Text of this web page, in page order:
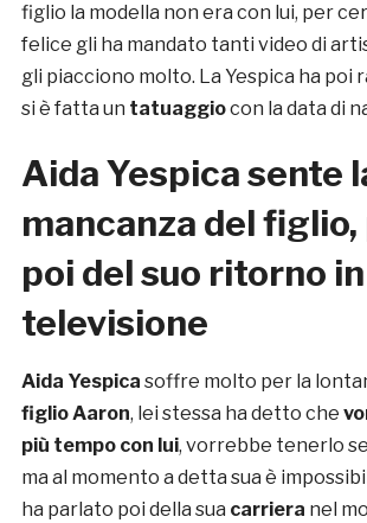
figlio la modella non era con lui, per
felice gli ha mandato tanti video di
gli piacciono molto. La Yespica ha poi
si è fatta un tatuaggiocon la data di
Aida Yespica sente
mancanza del figlio,
poi del suo ritorno in
televisione
Aida Yespica soffre molto per la
figlio Aaron, lei stessa ha detto che
più tempo con lui, vorrebbe tenerlo
ma al momento a detta sua è
ha parlato poi della sua carriera nel